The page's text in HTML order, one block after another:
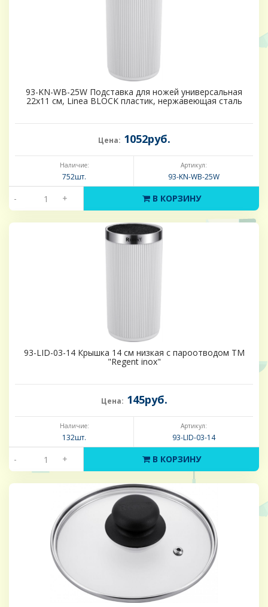
93-KN-WB-25W Подставка для ножей универсальная
22х11 см, Linea BLOCK пластик, нержавеющая сталь
Цена: 1052руб.
Наличие:
752шт.
Артикул:
93-KN-WB-25W
- + В КОРЗИНУ
93-LID-03-14 Крышка 14 см низкая с пароотводом ТМ
"Regent inox"
Цена: 145руб.
Наличие:
132шт.
Артикул:
93-LID-03-14
- + В КОРЗИНУ